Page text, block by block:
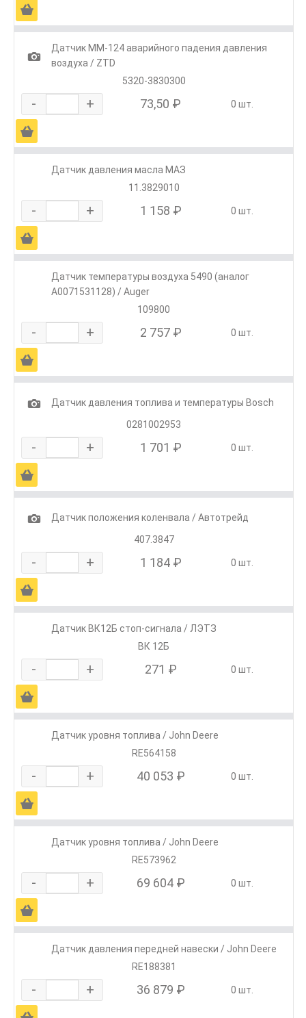
Ä
1
Датчик ММ-124 аварийного падения давления
воздуха / ZTD
5320-3830300
- + 73,50 ₽ 0 шт.
Ä
Датчик давления масла МАЗ
11.3829010
- + 1 158 ₽ 0 шт.
Ä
Датчик температуры воздуха 5490 (аналог
A0071531128) / Auger
109800
- + 2 757 ₽ 0 шт.
Ä
1
Датчик давления топлива и температуры Bosch
0281002953
- + 1 701 ₽ 0 шт.
Ä
1
Датчик положения коленвала / Автотрейд
407.3847
- + 1 184 ₽ 0 шт.
Ä
Датчик ВК12Б стоп-сигнала / ЛЭТЗ
ВК 12Б
- + 271 ₽ 0 шт.
Ä
Датчик уровня топлива / John Deere
RE564158
- + 40 053 ₽ 0 шт.
Ä
Датчик уровня топлива / John Deere
RE573962
- + 69 604 ₽ 0 шт.
Ä
Датчик давления передней навески / John Deere
RE188381
- + 36 879 ₽ 0 шт.